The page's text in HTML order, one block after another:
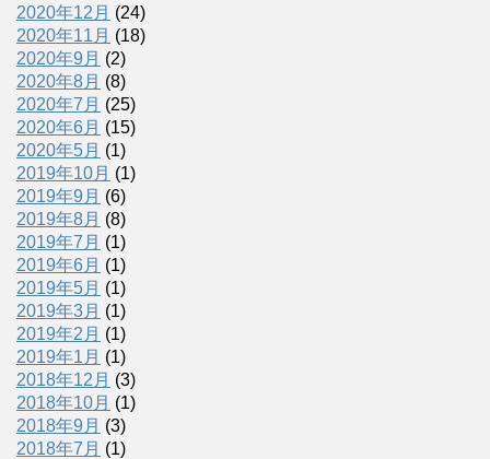
2020年12月 (24)
2020年11月 (18)
2020年9月 (2)
2020年8月 (8)
2020年7月 (25)
2020年6月 (15)
2020年5月 (1)
2019年10月 (1)
2019年9月 (6)
2019年8月 (8)
2019年7月 (1)
2019年6月 (1)
2019年5月 (1)
2019年3月 (1)
2019年2月 (1)
2019年1月 (1)
2018年12月 (3)
2018年10月 (1)
2018年9月 (3)
2018年7月 (1)